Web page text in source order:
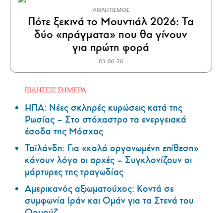
ΑΘΛΗΤΙΣΜΟΣ
Πότε ξεκινά το Μουντιάλ 2026: Τα
δύο «πράγματα» που θα γίνουν
για πρώτη φορά
03.06.26
ΕΙΔΗΣΕΙΣ ΣΗΜΕΡΑ:
ΗΠΑ: Nέες σκληρές κυρώσεις κατά της
Ρωσίας – Στο στόχαστρο τα ενεργειακά
έσοδα της Μόσχας
Ταϊλάνδη: Για «καλά οργανωμένη επίθεση»
κάνουν λόγο οι αρχές – Συγκλονίζουν οι
μάρτυρες της τραγωδίας
Αμερικανός αξιωματούχος: Κοντά σε
συμφωνία Ιράν και Ομάν για τα Στενά του